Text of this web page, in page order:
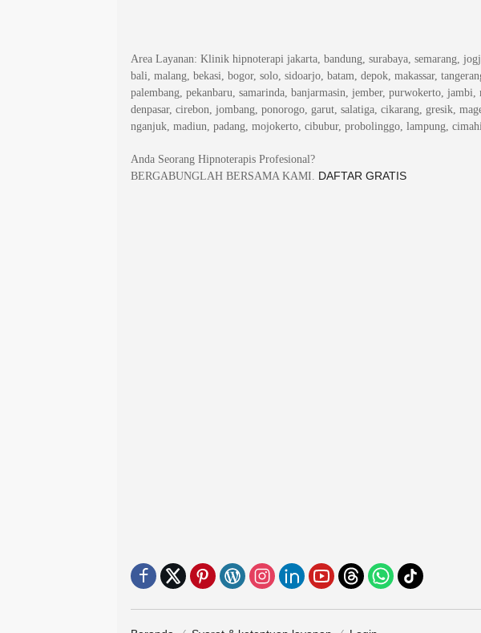
Area Layanan: Klinik hipnoterapi jakarta, bandung, surabaya, semarang,
bali, malang, bekasi, bogor, solo, sidoarjo, batam, depok, makassar,
palembang, pekanbaru, samarinda, banjarmasin, jember, purwokerto, jambi,
denpasar, cirebon, jombang, ponorogo, garut, salatiga, cikarang, gresik,
nganjuk, madiun, padang, mojokerto, cibubur, probolinggo, lampung,
Anda Seorang Hipnoterapis Profesional?
BERGABUNGLAH BERSAMA KAMI. DAFTAR GRATIS